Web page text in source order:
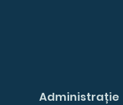
Administrație